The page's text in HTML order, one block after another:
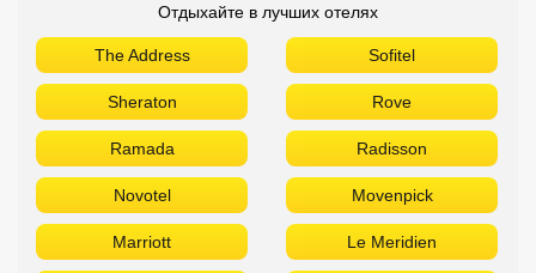
Отдыхайте в лучших отелях
The Address Sofitel
Sheraton Rove
Ramada Radisson
Novotel Movenpick
Marriott Le Meridien